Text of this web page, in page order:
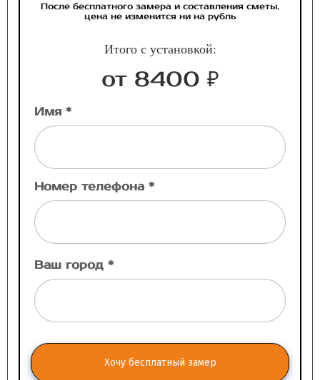
После бесплатного замера и составления сметы,
цена не изменится ни на рубль
Итого с установкой:
от 8400 ₽
Имя *
Номер телефона *
Ваш город *
Хочу бесплатный замер